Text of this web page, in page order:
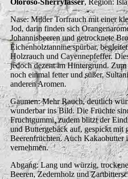
Nase: Milder Torfrauch mit einer
Jod, darin finden sich
Johannisbeeren und getrocknete
Eichenholztannine spürbar,
Holzrauch und Cayennepfeffer.
jedoch dezent im Hintergrund.
noch einmal fetter und süßer,
anderen Aromen.
Gaumen: Mehr Rauch, deutlich
wunderbar ins Bild. Die Früchte
Fruchtgummi, zudem blitzt der
und Buttergebäck auf, gespickt mit
Beerenfrüchten. Auch Kakaobutter
vernehmen.
Abgang: Lang und würzig,
Beeren, Zedernholz und